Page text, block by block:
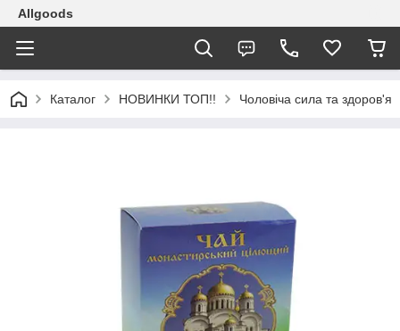
Allgoods
Каталог НОВИНКИ ТОП!! Чоловіча сила та здоров'я